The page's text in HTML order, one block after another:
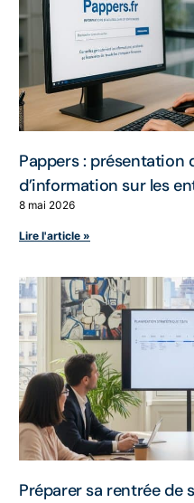
Pappers : présentation
d’information sur les
8 mai 2026
Lire l'article »
Préparer sa rentrée de